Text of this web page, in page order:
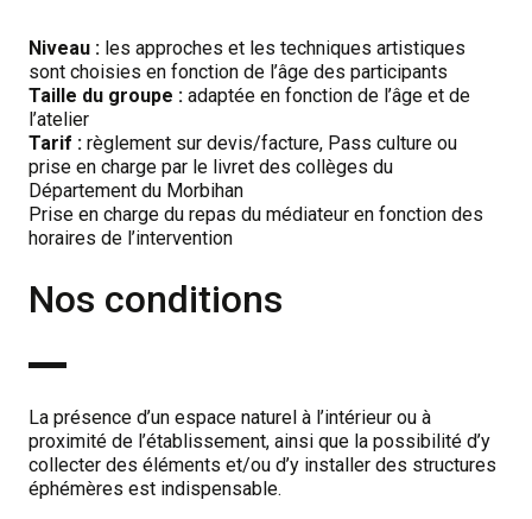
Niveau : les approches et les techniques artistiques
sont choisies en fonction de l’âge des participants
Taille du groupe : adaptée en fonction de l’âge et de
l’atelier
Tarif : règlement sur devis/facture, Pass culture ou
prise en charge par le livret des collèges du
Département du Morbihan
Prise en charge du repas du médiateur en fonction des
horaires de l’intervention
Nos conditions
La présence d’un espace naturel à l’intérieur ou à
proximité de l’établissement, ainsi que la possibilité d’y
collecter des éléments et/ou d’y installer des structures
éphémères est indispensable.